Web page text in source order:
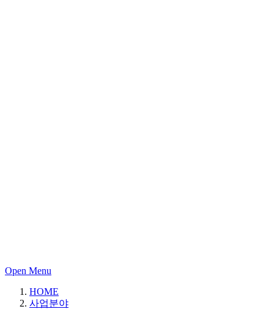
Open Menu
HOME
사업분야